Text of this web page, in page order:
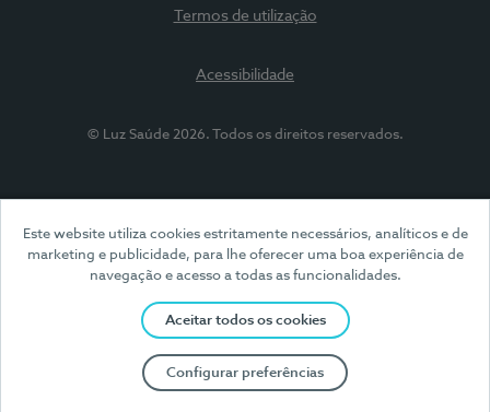
Este website utiliza cookies estritamente necessários, analíticos e de
marketing e publicidade, para lhe oferecer uma boa experiência de
navegação e acesso a todas as funcionalidades.
Aceitar todos os cookies
Configurar preferências
Termos de utilização
Acessibilidade
© Luz Saúde 2026. Todos os direitos reservados.